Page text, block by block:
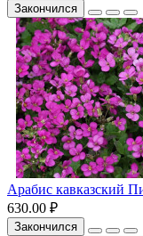
Закончился
Арабис кавказский
630.00 ₽
Закончился